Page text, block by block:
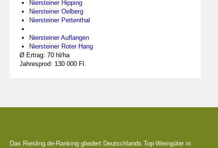
Niersteiner Hipping
Niersteiner Oelberg
Niersteiner Pettenthal
Niersteiner Auflangen
Niersteiner Roter Hang
Ø Ertrag: 70 hl/ha
Jahresprod: 130 000 Fl.
Das Riesling.de-Ranking gliedert Deutschlands Top-Weingüter in